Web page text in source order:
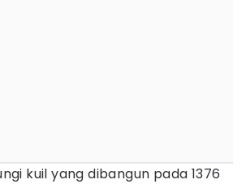
kuil yang dibangun pada 1376